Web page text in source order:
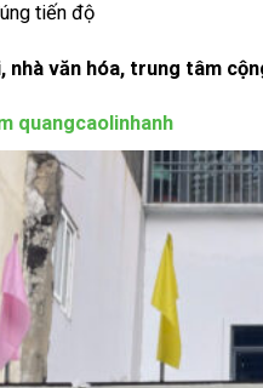
tiến độ
nhà văn hóa, trung tâm
quangcaolinhanh